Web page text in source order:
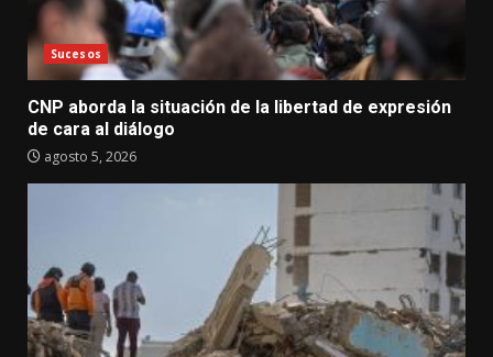
Sucesos
CNP aborda la situación de la libertad de expresión
de cara al diálogo
agosto 5, 2026